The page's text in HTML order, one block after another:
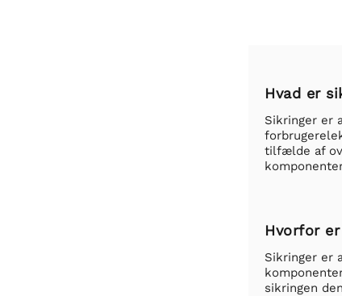
Hvad er
Sikringer er
tilfælde af
Hvorfor
Sikringer er
sikringen